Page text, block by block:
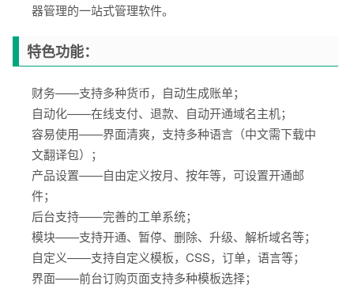
器管理的一站式管理软件。
特色功能：
财务——支持多种货币，自动生成账单；
自动化——在线支付、退款、自动开通域名主机；
容易使用——界面清爽，支持多种语言（中文需下载中
文翻译包）；
产品设置——自由定义按月、按年等，可设置开通邮
件；
后台支持——完善的工单系统；
模块——支持开通、暂停、删除、升级、解析域名等；
自定义——支持自定义模板，CSS，订单，语言等；
界面——前台订购页面支持多种模板选择；